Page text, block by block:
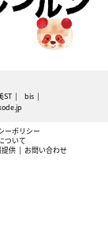
ST
bis
ーポリシー
ついて
供 お問い合わせ